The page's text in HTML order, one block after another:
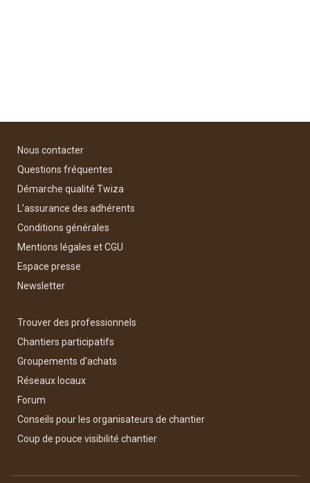
Nous contacter
Questions fréquentes
Démarche qualité Twiza
L'assurance des adhérents
Conditions générales
Mentions légales et CGU
Espace presse
Newsletter
Trouver des professionnels
Chantiers participatifs
Groupements d'achats
Réseaux locaux
Forum
Conseils pour les organisateurs de chantier
Coup de pouce visibilité chantier